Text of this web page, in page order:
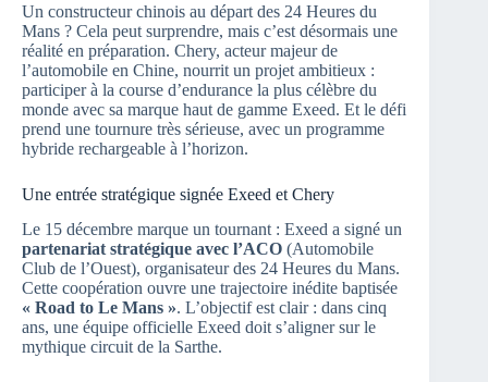
Un constructeur chinois au départ des 24 Heures du
Mans ? Cela peut surprendre, mais c’est désormais une
réalité en préparation. Chery, acteur majeur de
l’automobile en Chine, nourrit un projet ambitieux :
participer à la course d’endurance la plus célèbre du
monde avec sa marque haut de gamme Exeed. Et le défi
prend une tournure très sérieuse, avec un programme
hybride rechargeable à l’horizon.
Une entrée stratégique signée Exeed et Chery
Le 15 décembre marque un tournant : Exeed a signé un
partenariat stratégique avec l’ACO (Automobile
Club de l’Ouest), organisateur des 24 Heures du Mans.
Cette coopération ouvre une trajectoire inédite baptisée
« Road to Le Mans ». L’objectif est clair : dans cinq
ans, une équipe officielle Exeed doit s’aligner sur le
mythique circuit de la Sarthe.